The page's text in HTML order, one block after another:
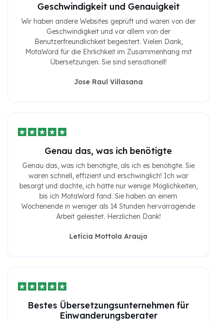
Geschwindigkeit und Genauigkeit
Wir haben andere Websites geprüft und waren von der
Geschwindigkeit und vor allem von der
Benutzerfreundlichkeit begeistert. Vielen Dank,
MotaWord für die Ehrlichkeit im Zusammenhang mit
Übersetzungen. Sie sind sensationell!
Jose Raul Villasana
Genau das, was ich benötigte
Genau das, was ich benötigte, als ich es benötigte. Sie
waren schnell, effizient und erschwinglich! Ich war
besorgt und dachte, ich hätte nur wenige Möglichkeiten,
bis ich MotaWord fand. Sie haben an einem
Wochenende in weniger als 14 Stunden hervorragende
Arbeit geleistet. Herzlichen Dank!
Letícia Mottola Araujo
Bestes Übersetzungsunternehmen für
Einwanderungsberater